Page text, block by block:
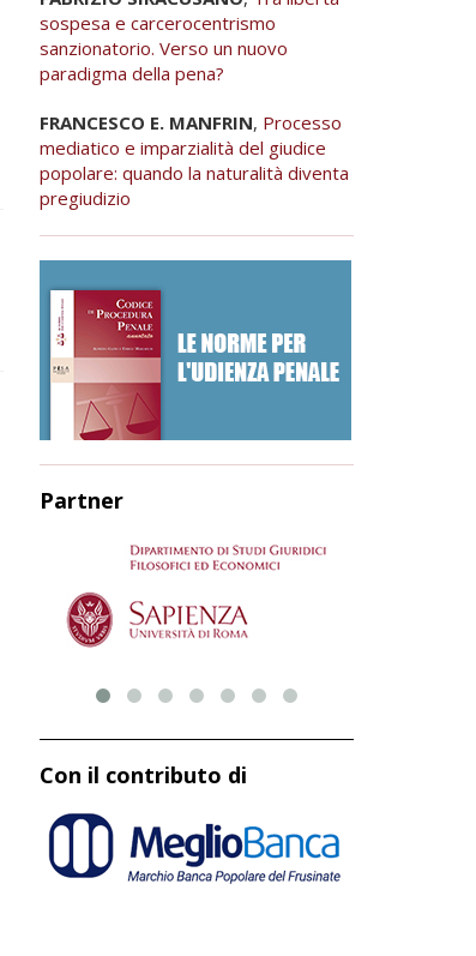
sospesa e carcerocentrismo
sanzionatorio. Verso un nuovo
paradigma della pena?
FRANCESCO E. MANFRIN, Processo
mediatico e imparzialità del giudice
popolare: quando la naturalità diventa
pregiudizio
Partner
Con il contributo di